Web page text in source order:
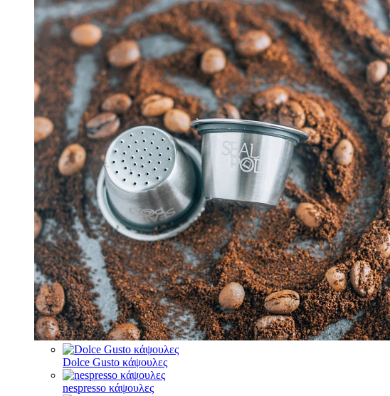
Dolce Gusto κάψουλες
nespresso κάψουλες